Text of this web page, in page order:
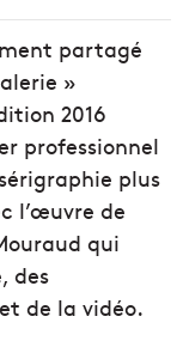
partagé
»
2016
professionnel
plus
l’œuvre de
qui
des
de la vidéo.